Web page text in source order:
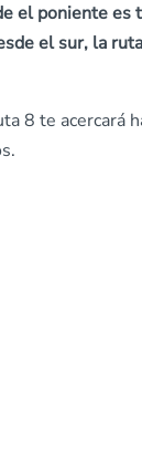
el poniente es
el sur, la
8 te acercará